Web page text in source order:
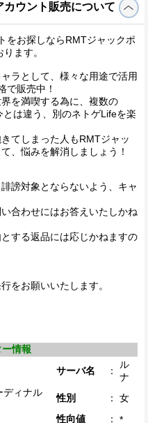
ウント販売について
をお探しならRMTジャックポ
ます。
ラとして、様々な用途で活用
で販売中！
を満喫する為に、複数の
は違う、別のネトゲLifeを楽
てしまった人もRMTジャッ
、悩みを解消しましょう！
謗対象とならないよう、キャ
合わせにはお答えいたしかね
する返品には応じかねますの
をお願いいたします。
情報
サーバ名 ：
ル
ナ
ディナル
性別 ：
女
性向値 ：
*